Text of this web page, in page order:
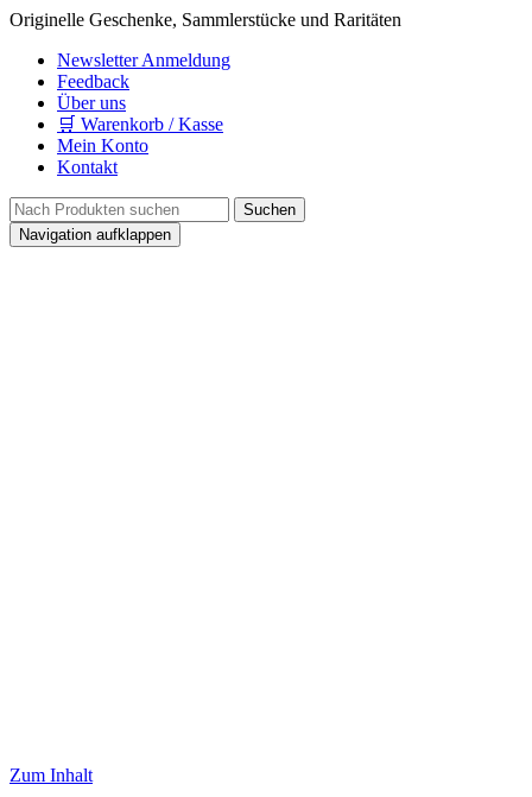
Originelle Geschenke, Sammlerstücke und Raritäten
Newsletter Anmeldung
Feedback
Über uns
🛒 Warenkorb / Kasse
Mein Konto
Kontakt
Navigation aufklappen
Zum Inhalt